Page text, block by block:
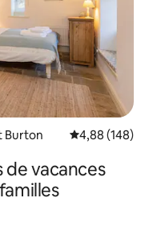
Burton Évaluation
4,88 (148)
de vacances